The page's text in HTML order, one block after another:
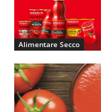
Alimentare Secco